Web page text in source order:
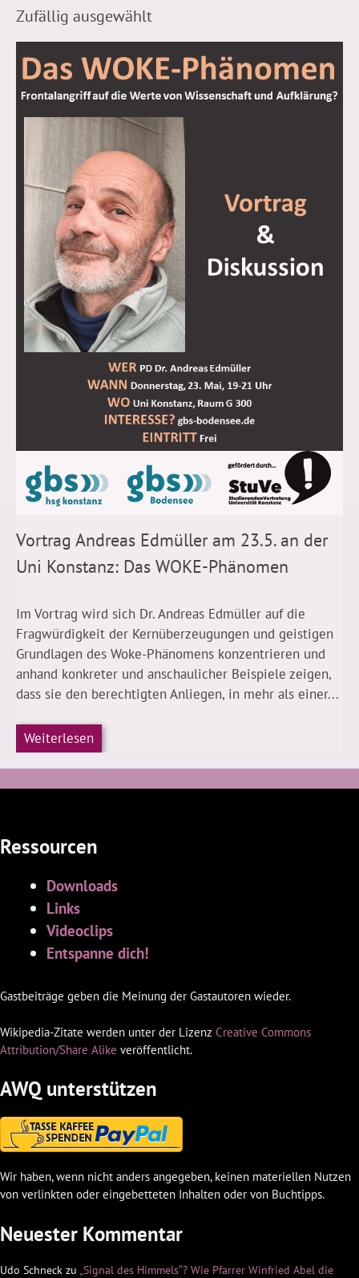
Zufällig ausgewählt
Vortrag Andreas Edmüller am 23.5. an der
Uni Konstanz: Das WOKE-Phänomen
Im Vortrag wird sich Dr. Andreas Edmüller auf die
Fragwürdigkeit der Kernüberzeugungen und geistigen
Grundlagen des Woke-Phänomens konzentrieren und
anhand konkreter und anschaulicher Beispiele zeigen,
dass sie den berechtigten Anliegen, in mehr als einer...
Weiterlesen
Ressourcen
Downloads
Links
Videoclips
Entspanne dich!
Gastbeiträge geben die Meinung der Gastautoren wieder.
Wikipedia-Zitate werden unter der Lizenz Creative Commons
Attribution/Share Alike veröffentlicht.
AWQ unterstützen
Wir haben, wenn nicht anders angegeben, keinen materiellen Nutzen
von verlinkten oder eingebetteten Inhalten oder von Buchtipps.
Neuester Kommentar
Udo Schneck zu „Signal des Himmels“? Wie Pfarrer Winfried Abel die